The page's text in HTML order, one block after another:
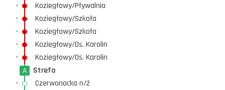
-
Koziegłowy/Pływalnia
-
Koziegłowy/Szkoła
-
Koziegłowy/Szkoła
-
Koziegłowy/Os. Karolin
-
Koziegłowy/Os. Karolin
A
Strefa
-
Czerwonacka n/ż